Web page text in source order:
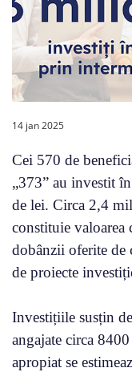
14 jan 2025
Cei 570 de
„373” au investit
de lei. Circa 2,4
constituie valoarea
dobânzii oferite de
de proiecte
Investițiile susțin
angajate circa
apropiat se